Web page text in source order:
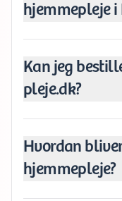
hjemmepleje i
Kan jeg
pleje.dk?
Hvordan
hjemmepleje?